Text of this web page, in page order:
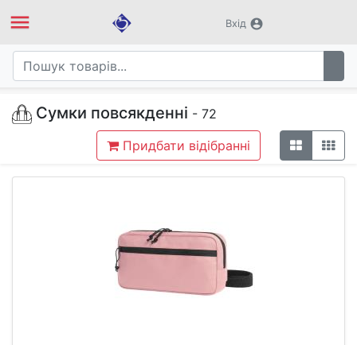
menu Вхід account_circle
Сумки повсякденні - 72
Придбати відібранні